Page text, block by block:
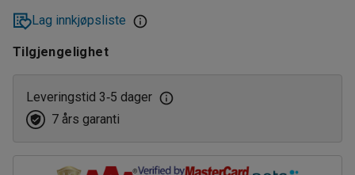
Lag innkjøpsliste
Tilgjengelighet
Leveringstid 3‑5 dager
7 års garanti